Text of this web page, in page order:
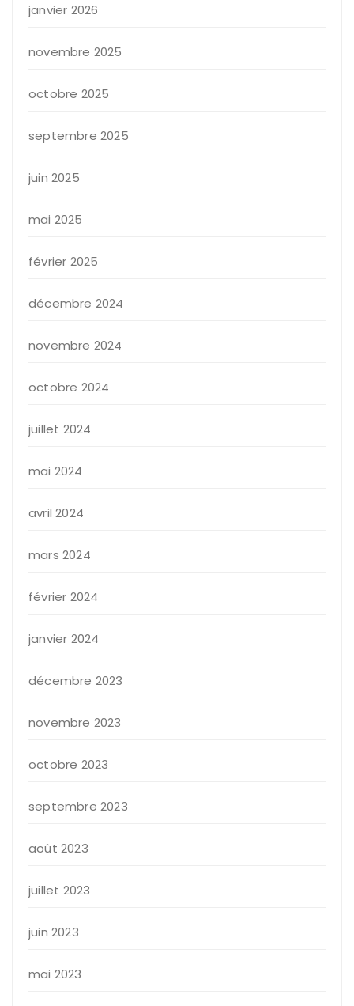
janvier 2026
novembre 2025
octobre 2025
septembre 2025
juin 2025
mai 2025
février 2025
décembre 2024
novembre 2024
octobre 2024
juillet 2024
mai 2024
avril 2024
mars 2024
février 2024
janvier 2024
décembre 2023
novembre 2023
octobre 2023
septembre 2023
août 2023
juillet 2023
juin 2023
mai 2023